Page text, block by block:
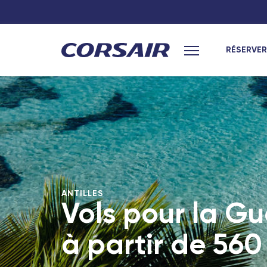
Menu principal
RÉSERVER
ANTILLES
Vols pour la
à partir de
Hexagone
Paris
Lyon
Nantes
Toulouse
Marseille
Bordeaux
Nîmes - TGV
Océan Indien
Saint-Denis
Port-Louis (Île
Antananarivo
Dzaoudzi
Antilles
Pointe-à-Pitre
Fort-de-